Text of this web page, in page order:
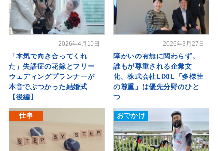
2026年4月10日
「本気で向き合ってくれ
た」失語症の花嫁とフリー
ウェディングプランナーが
本音でぶつかった結婚式
【後編】
2026年3月27日
障がいの有無に関わらず、
誰もが尊重される企業文
化。株式会社LIXIL「多様性
の尊重」は優先分野のひと
つ
仕事 おでかけ